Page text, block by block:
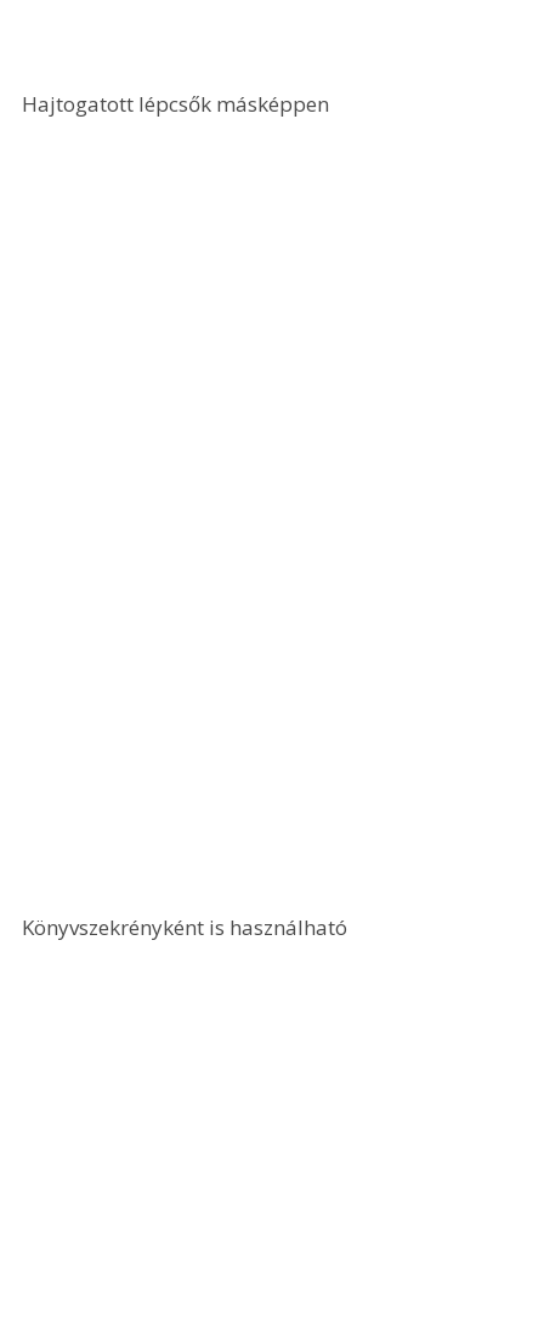
Hajtogatott lépcsők másképpen
Könyvszekrényként is használható